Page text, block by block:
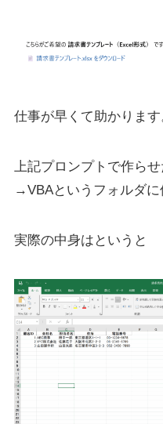
仕事が早くて助かります
上記プロンプトで作ら
→VBAというフォルダに
実際の中身はというと